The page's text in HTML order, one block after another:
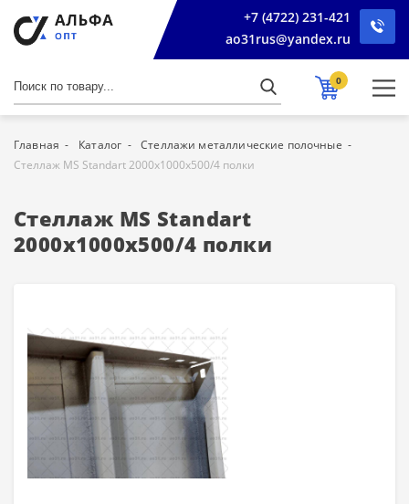
+7 (4722) 231-421
ao31rus@yandex.ru
0
Главная Каталог
Стеллажи металлические полочные
Стеллаж MS Standart 2000х1000х500/4 полки
Стеллаж MS Standart
2000х1000х500/4 полки